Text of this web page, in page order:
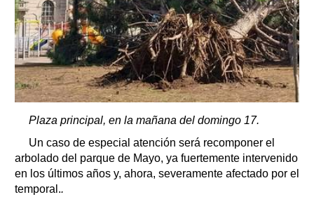
Plaza principal, en la mañana del domingo 17.
Un caso de especial atención será recomponer el
arbolado del parque de Mayo, ya fuertemente intervenido
en los últimos años y, ahora, severamente afectado por el
temporal..